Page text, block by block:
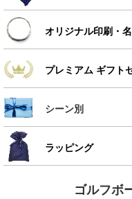
オリジナル印刷・
プレミアム ギフト
シーン別
ラッピング
ゴルフボ